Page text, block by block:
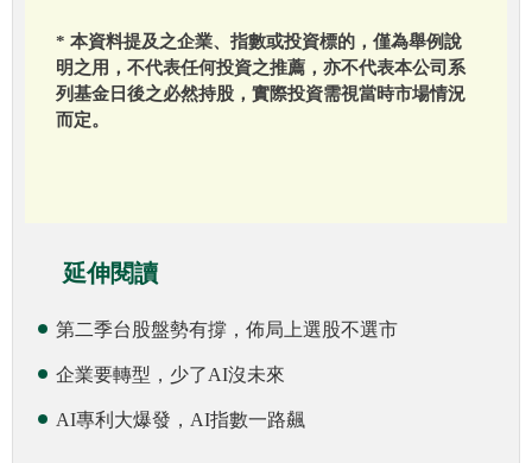
* 本資料提及之企業、指數或投資標的，僅為舉例說
明之用，不代表任何投資之推薦，亦不代表本公司系
列基金日後之必然持股，實際投資需視當時市場情況
而定。
延伸閱讀
第二季台股盤勢有撐，佈局上選股不選市
企業要轉型，少了AI沒未來
AI專利大爆發，AI指數一路飆